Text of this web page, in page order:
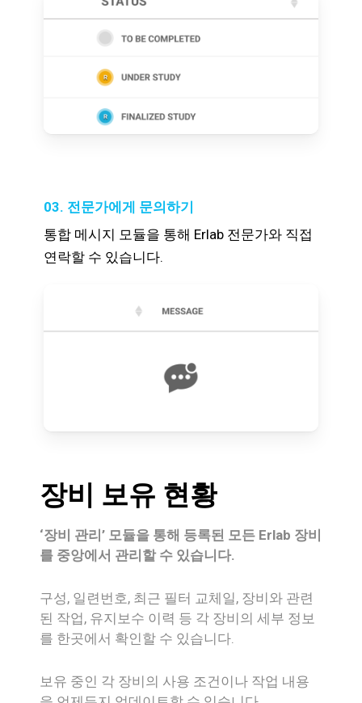
03. 전문가에게 문의하기
통합 메시지 모듈을 통해 Erlab 전문가와 직접
연락할 수 있습니다.
장비 보유 현황
‘장비 관리’ 모듈을 통해 등록된 모든 Erlab 장비
를 중앙에서 관리할 수 있습니다.
구성, 일련번호, 최근 필터 교체일, 장비와 관련
된 작업, 유지보수 이력 등 각 장비의 세부 정보
를 한곳에서 확인할 수 있습니다.
보유 중인 각 장비의 사용 조건이나 작업 내용